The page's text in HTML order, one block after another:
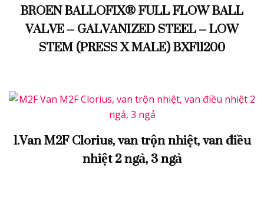
BROEN BALLOFIX® FULL FLOW BALL
VALVE – GALVANIZED STEEL – LOW
STEM (PRESS X MALE) BXF11200
1.Van M2F Clorius, van trộn nhiệt, van điều
nhiệt 2 ngả, 3 ngả